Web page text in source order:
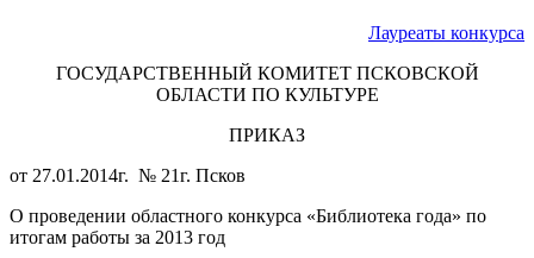
Лауреаты конкурса
ГОСУДАРСТВЕННЫЙ КОМИТЕТ ПСКОВСКОЙ
ОБЛАСТИ ПО КУЛЬТУРЕ
ПРИКАЗ
от 27.01.2014г. № 21г. Псков
О проведении областного конкурса «Библиотека года» по
итогам работы за 2013 год